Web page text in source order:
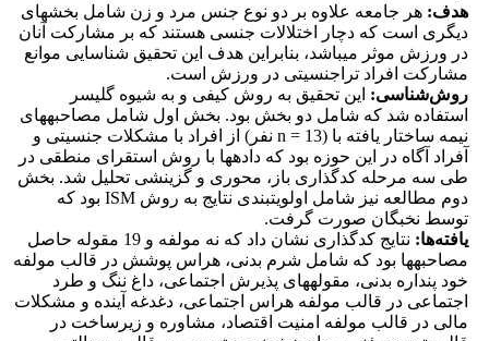
هدف: هر جامعه علاوه بر دو نوع جنس مرد و زن شامل بخش­های
دیگری است که دچار اختلالات جنسی هستند که بر مشارکت آنان
در ورزش موثر می­باشد، بنابراین هدف این تحقیق شناسایی موانع
مشارکت افراد تراجنسیتی در ورزش است.
روش‌شناسی: این تحقیق به روش کیفی و به شیوه گلیسر
استفاده شد که شامل دو بخش بود. بخش اول شامل مصاحبه­های
نیمه ساختار یافته­ با (13 = n نفر) از افراد با مشکلات جنسیتی و
آفراد آگاه در این حوزه بود که داده­ها با روش استقرای منطقی در
طی سه مرحله کدگذاری باز، محوری و گزینشی تحلیل شد. بخش
دوم مطالعه نیز شامل اولویت­بندی نتایج به روش ISM بود که
توسط نخبگان صورت گرفت.
یافته‌ها:
نتایج کدگذاری نشان داد که نه مولفه و 19 مقوله حاصل
مصاحبه­ها بود که شامل شرم بدنی، هراس پوشش در قالب مولفه
خود پنداره بدنی، مقوله­های پذیرش اجتماعی، داغ ننگ و طرد
اجتماعی در قالب مولفه هراس اجتماعی، دغدغه آینده و مشکلات
مالی در قالب مولفه امنیت اقتصاد، مشاوره و زیرساخت در